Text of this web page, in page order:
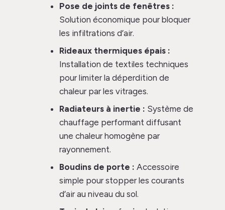
Pose de joints de fenêtres :
Solution économique pour bloquer
les infiltrations d’air.
Rideaux thermiques épais :
Installation de textiles techniques
pour limiter la déperdition de
chaleur par les vitrages.
Radiateurs à inertie : Système de
chauffage performant diffusant
une chaleur homogène par
rayonnement.
Boudins de porte : Accessoire
simple pour stopper les courants
d’air au niveau du sol.